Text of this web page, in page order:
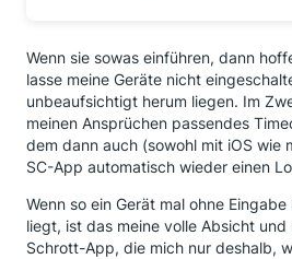
Wenn sie sowas einführen, dann
lasse meine Geräte nicht
unbeaufsichtigt herum liegen. Im
meinen Ansprüchen passendes
dem dann auch (sowohl mit iOS wie
SC-App automatisch wieder einen
Wenn so ein Gerät mal ohne
liegt, ist das meine volle Absicht
Schrott-App, die mich nur deshalb,